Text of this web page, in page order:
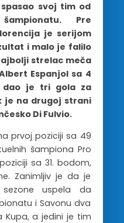
svoj tim od
Pre
je serijom
i malo je falilo
strelac meča
Espanjol sa 4
dao je tri gola za
je na drugoj strani
Di Fulvio.
prvoj poziciji sa 49
šampiona Pro
sa 31. bodom,
Zanimljiv je da je
uspela da
i Savonu dva
Kupa, a jedini je tim